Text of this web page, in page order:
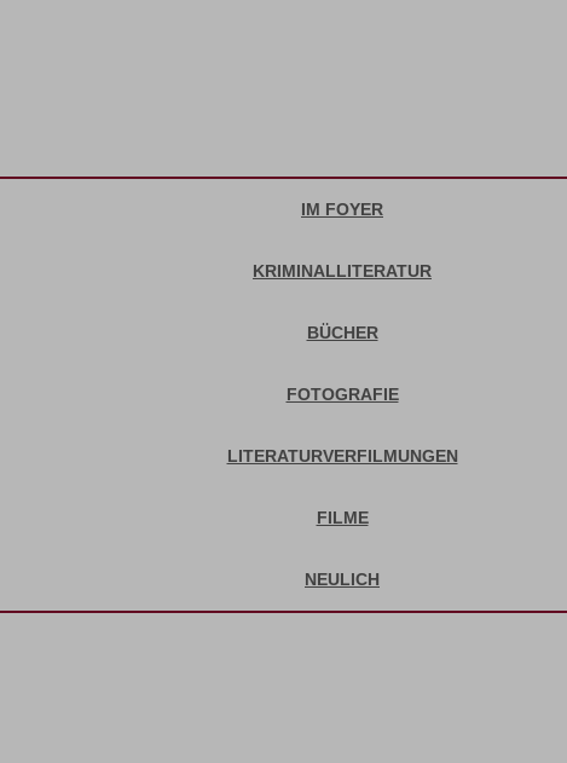
IM FOYER
KRIMINALLITERATUR
BÜCHER
FOTOGRAFIE
LITERATURVERFILMUNGEN
FILME
NEULICH